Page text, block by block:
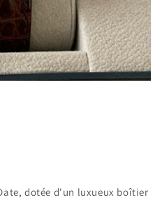
dotée d'un luxueux boîtier